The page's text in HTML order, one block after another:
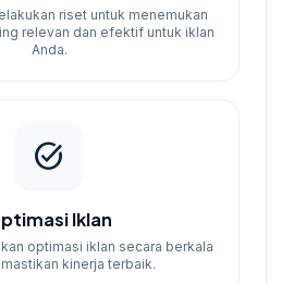
riset untuk menemukan
relevan dan efektif untuk iklan
Anda.
task_alt
Iklan
optimasi iklan secara berkala
kinerja terbaik.